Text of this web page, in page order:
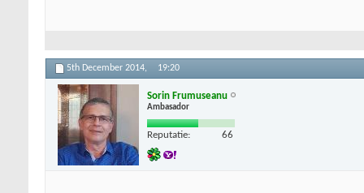
5th December 2014, 19:20
Sorin Frumuseanu
Ambasador
Reputatie: 66